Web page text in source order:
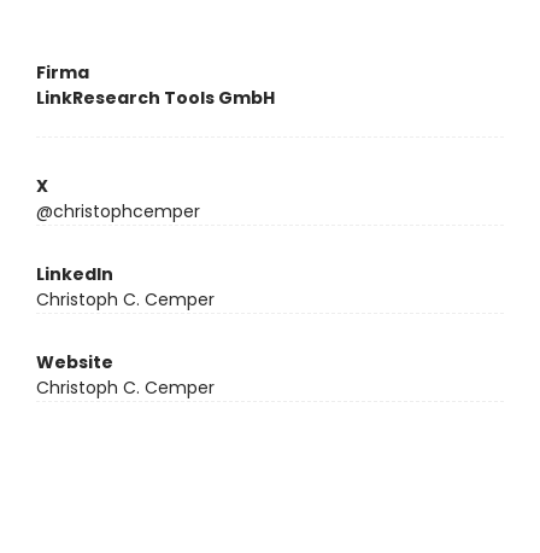
Firma
LinkResearch Tools GmbH
X
@christophcemper
LinkedIn
Christoph C. Cemper
Website
Christoph C. Cemper